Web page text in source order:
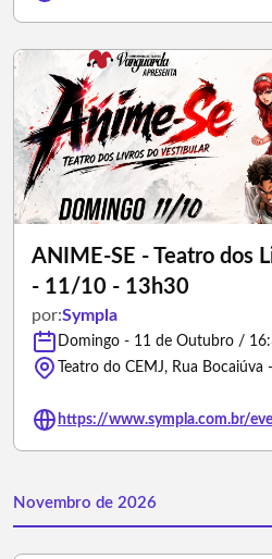
ANIME-SE - Teatro dos
- 11/10 - 13h30
por:Sympla
Domingo - 11 de Outubro /
Novembro de 2026